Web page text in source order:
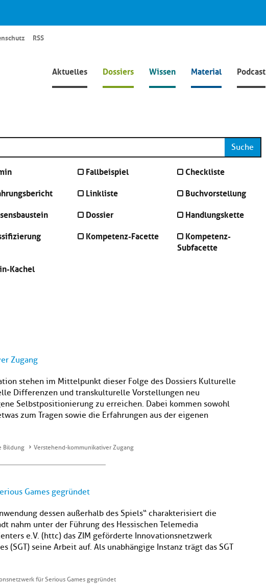
Aktuelles Dossiers Wissen Material Podcast
RSS
Suche
Fallbeispiel
Checkliste
Linkliste
Buchvorstellung
Dossier
Handlungskette
Kompetenz-Facette
Kompetenz-
Subfacette
Kachel
Zugang
stehen im Mittelpunkt dieser Folge des Dossiers Kulturelle
Differenzen und transkulturelle Vorstellungen neu
Selbstpositionierung zu erreichen. Dabei kommen sowohl
zum Tragen sowie die Erfahrungen aus der eigenen
Bildung Verstehend-kommunikativer Zugang
Games gegründet
dessen außerhalb des Spiels“ charakterisiert die
nahm unter der Führung des Hessischen Telemedia
e.V. (httc) das ZIM geförderte Innovationsnetzwerk
(SGT) seine Arbeit auf. Als unabhängige Instanz trägt das SGT
für Serious Games gegründet